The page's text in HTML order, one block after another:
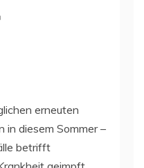
erneuten
in diesem Sommer –
betrifft